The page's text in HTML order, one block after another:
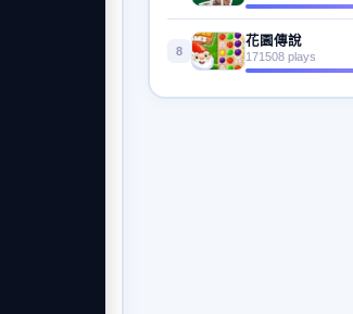
8
花園傳說
171508 plays